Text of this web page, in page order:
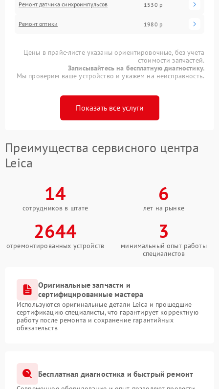
Ремонт датчика синхроимпульсов 1530 р
Ремонт оптики 1980 р
Цены в прайс-листе указаны ориентировочные, без учета
стоимости запчастей.
Записывайтесь на бесплатную диагностику.
Мы проверим ваше устройство и укажем на неисправность.
Показать все услуги
Преимущества сервисного центра
Leica
14
сотрудников в штате
6
лет на рынке
2644
отремонтированных устройств
3
минимальный опыт работы
специалистов
Оригинальные запчасти и
сертифицированные мастера
Используются оригинальные детали Leica и прошедшие
сертификацию специалисты, что гарантирует корректную
работу после ремонта и сохранение гарантийных
обязательств
Бесплатная диагностика и быстрый ремонт